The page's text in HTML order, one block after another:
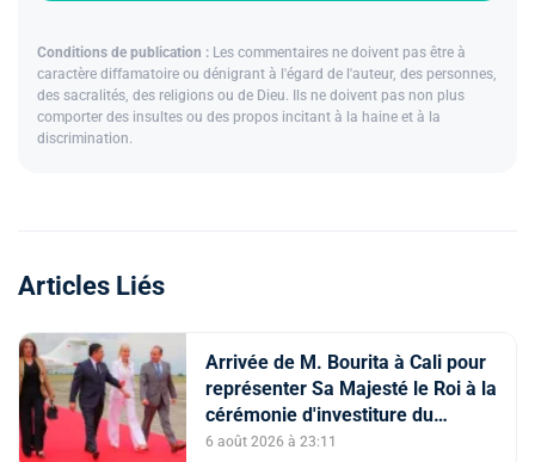
Conditions de publication : Les commentaires ne doivent pas être à
caractère diffamatoire ou dénigrant à l'égard de l'auteur, des personnes,
des sacralités, des religions ou de Dieu. Ils ne doivent pas non plus
comporter des insultes ou des propos incitant à la haine et à la
discrimination.
Articles Liés
Arrivée de M. Bourita à Cali pour
représenter Sa Majesté le Roi à la
cérémonie d'investiture du
nouveau président colombien
6 août 2026 à 23:11